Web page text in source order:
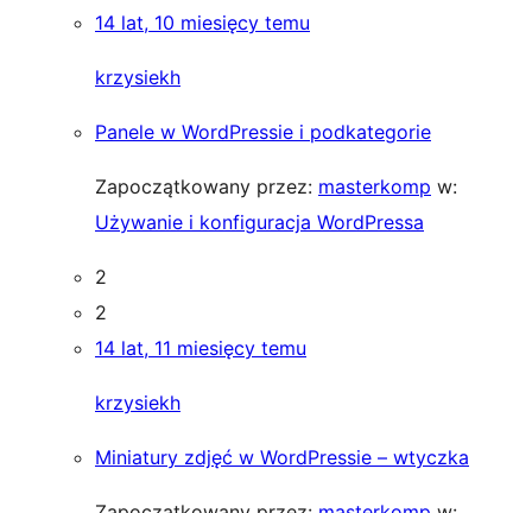
14 lat, 10 miesięcy temu
krzysiekh
Panele w WordPressie i podkategorie
Zapoczątkowany przez: masterkomp w:
Używanie i konfiguracja WordPressa
2
2
14 lat, 11 miesięcy temu
krzysiekh
Miniatury zdjęć w WordPressie – wtyczka